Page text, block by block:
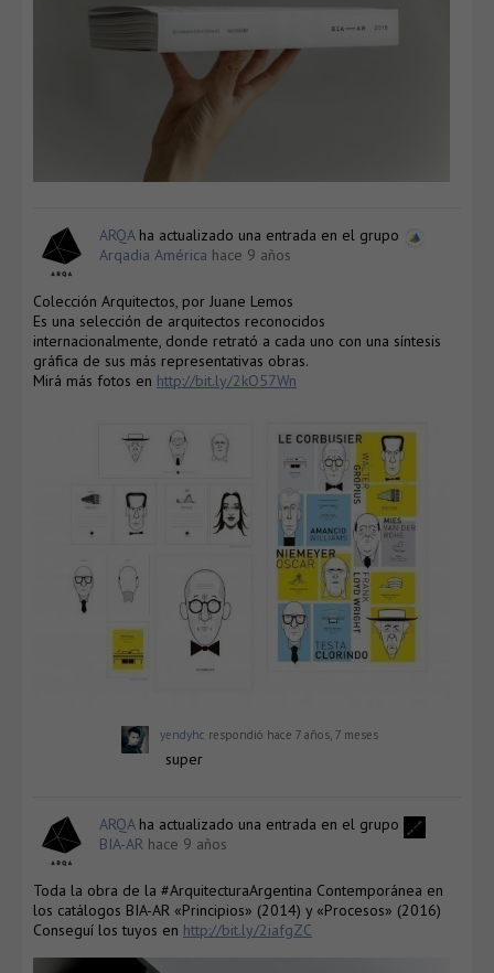
ARQAha actualizado una entrada en el grupo
Arqadia América hace 9 años
Colección Arquitectos, por Juane Lemos
Es una selección de arquitectos reconocidos
internacionalmente, donde retrató a cada uno con una síntesis
gráfica de sus más representativas obras.
Mirá más fotos en http://bit.ly/2kO57Wn
yendyhc respondió hace 7 años, 7 meses
super
ARQAha actualizado una entrada en el grupo
BIA-AR hace 9 años
Toda la obra de la #ArquitecturaArgentina Contemporánea en
los catálogos BIA-AR «Principios» (2014) y «Procesos» (2016)
Conseguí los tuyos en http://bit.ly/2iafgZC